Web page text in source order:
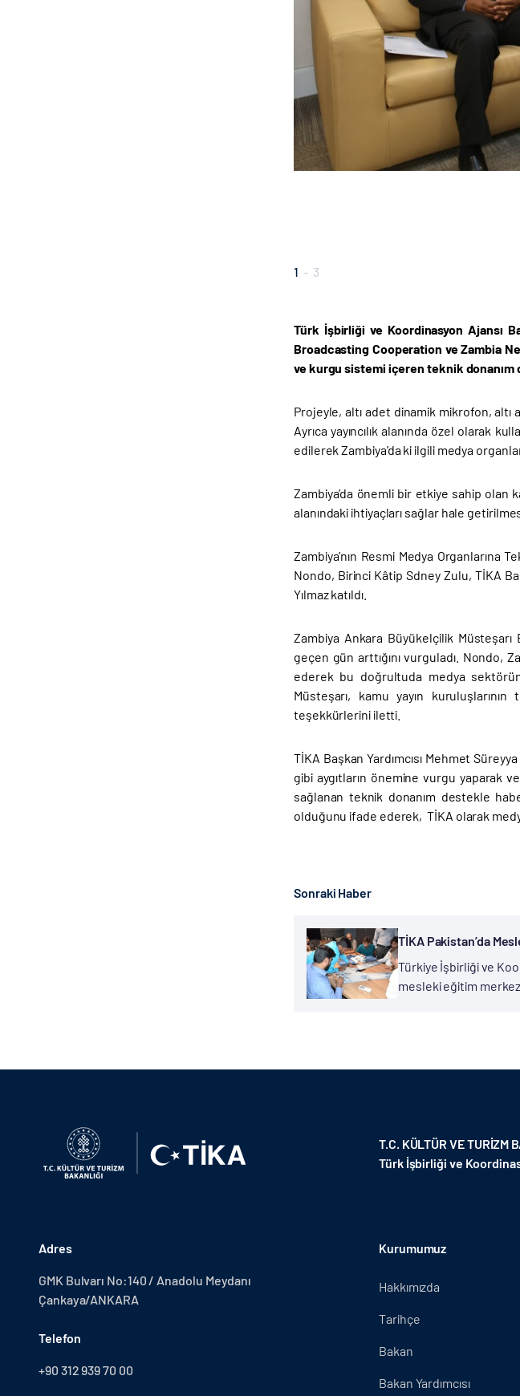
1 - 3
Türk İşbirliği ve Koordinasyon Ajansı
Broadcasting Cooperation ve Zambia
ve kurgu sistemi içeren teknik donanım
Projeyle, altı adet dinamik mikrofon,
Ayrıca yayıncılık alanında özel olarak
edilerek Zambiya’da ki ilgili medya
Zambiya’da önemli bir etkiye sahip olan
alanındaki ihtiyaçları sağlar hale
Zambiya’nın Resmi Medya Organlarına
Nondo, Birinci Kâtip Sdney Zulu, TİKA
Yılmaz katıldı.
Zambiya Ankara Büyükelçilik Müsteşarı
geçen gün arttığını vurguladı. Nondo,
ederek bu doğrultuda medya
Müsteşarı, kamu yayın
teşekkürlerini iletti.
TİKA Başkan Yardımcısı Mehmet
gibi aygıtların önemine vurgu yaparak
sağlanan teknik donanım destekle
olduğunu ifade ederek, TİKA olarak
Sonraki Haber
TİKA Pakistan’da
Türkiye İşbirliği ve
mesleki eğitim
T.C. KÜLTÜR VE TURİZM
Türk İşbirliği ve
Adres
GMK Bulvarı No:140 / Anadolu Meydanı
Çankaya/ANKARA
Telefon
+90 312 939 70 00
Kurumumuz
Hakkımızda
Tarihçe
Bakan
Bakan Yardımcısı